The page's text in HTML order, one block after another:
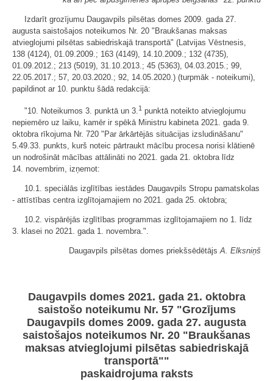
Izdarīt grozījumu Daugavpils pilsētas domes 2009. gada 27.
augusta saistošajos noteikumos Nr. 20 "Braukšanas maksas
atvieglojumi pilsētas sabiedriskajā transportā" (Latvijas Vēstnesis,
138 (4124), 01.09.2009.; 163 (4149), 14.10.2009.; 132 (4735),
01.09.2012.; 213 (5019), 31.10.2013.; 45 (5363), 04.03.2015.; 99,
22.05.2017.; 57, 20.03.2020.; 92, 14.05.2020.) (turpmāk - noteikumi),
papildinot ar 10. punktu šādā redakcijā:
"10. Noteikumos 3. punktā un 3.1 punktā noteikto atvieglojumu
nepiemēro uz laiku, kamēr ir spēkā Ministru kabineta 2021. gada 9.
oktobra rīkojuma Nr. 720 "Par ārkārtējās situācijas izsludināšanu"
5.49.33. punkts, kurš noteic pārtraukt mācību procesa norisi klātienē
un nodrošināt mācības attālināti no 2021. gada 21. oktobra līdz
14. novembrim, izņemot:
10.1. speciālās izglītības iestādes Daugavpils Stropu pamatskolas
- attīstības centra izglītojamajiem no 2021. gada 25. oktobra;
10.2. vispārējās izglītības programmas izglītojamajiem no 1. līdz
3. klasei no 2021. gada 1. novembra.".
Daugavpils pilsētas domes priekšsēdētājsA. Elksniņš
Daugavpils domes 2021. gada 21. oktobra
saistošo noteikumu Nr. 57 "Grozījums
Daugavpils domes 2009. gada 27. augusta
saistošajos noteikumos Nr. 20 "Braukšanas
maksas atvieglojumi pilsētas sabiedriskajā
transportā""
paskaidrojuma raksts